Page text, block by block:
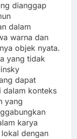
dianggap
dalam
warna dan
objek nyata.
yang tidak
dapat
dalam konteks
yang
karya
dengan